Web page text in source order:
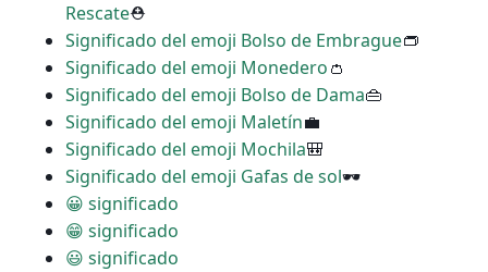
Rescate⛑
Significado del emoji Bolso de Embrague👝
Significado del emoji Monedero👛
Significado del emoji Bolso de Dama👜
Significado del emoji Maletín💼
Significado del emoji Mochila🎒
Significado del emoji Gafas de sol🕶
😀 significado
😁 significado
😃 significado